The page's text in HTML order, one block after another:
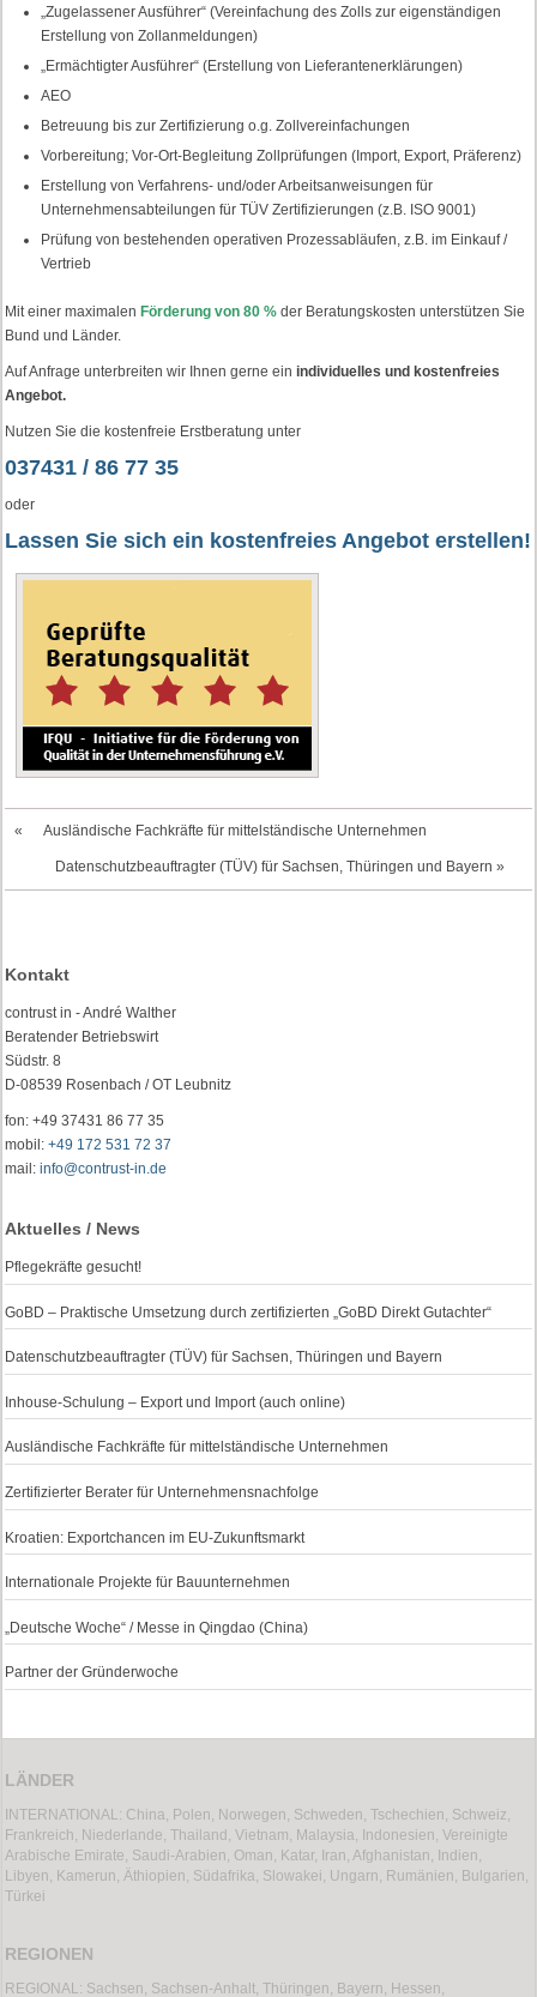
„Zugelassener Ausführer“ (Vereinfachung des Zolls zur eigenständigen
Erstellung von Zollanmeldungen)
„Ermächtigter Ausführer“ (Erstellung von Lieferantenerklärungen)
AEO
Betreuung bis zur Zertifizierung o.g. Zollvereinfachungen
Vorbereitung; Vor-Ort-Begleitung Zollprüfungen (Import, Export, Präferenz)
Erstellung von Verfahrens- und/oder Arbeitsanweisungen für
Unternehmensabteilungen für TÜV Zertifizierungen (z.B. ISO 9001)
Prüfung von bestehenden operativen Prozessabläufen, z.B. im Einkauf /
Vertrieb
Mit einer maximalen Förderung von 80 % der Beratungskosten unterstützen Sie
Bund und Länder.
Auf Anfrage unterbreiten wir Ihnen gerne ein individuelles und kostenfreies
Angebot.
Nutzen Sie die kostenfreie Erstberatung unter
037431 / 86 77 35
oder
Lassen Sie sich ein kostenfreies Angebot erstellen!
«Ausländische Fachkräfte für mittelständische Unternehmen
Datenschutzbeauftragter (TÜV) für Sachsen, Thüringen und Bayern »
Kontakt
contrust in - André Walther
Beratender Betriebswirt
Südstr. 8
D-08539 Rosenbach / OT Leubnitz
fon: +49 37431 86 77 35
mobil:+49 172 531 72 37
mail:info@contrust-in.de
Aktuelles / News
Pflegekräfte gesucht!
GoBD – Praktische Umsetzung durch zertifizierten „GoBD Direkt Gutachter“
Datenschutzbeauftragter (TÜV) für Sachsen, Thüringen und Bayern
Inhouse-Schulung – Export und Import (auch online)
Ausländische Fachkräfte für mittelständische Unternehmen
Zertifizierter Berater für Unternehmensnachfolge
Kroatien: Exportchancen im EU-Zukunftsmarkt
Internationale Projekte für Bauunternehmen
„Deutsche Woche“ / Messe in Qingdao (China)
Partner der Gründerwoche
LÄNDER
INTERNATIONAL: China, Polen, Norwegen, Schweden, Tschechien, Schweiz,
Frankreich, Niederlande, Thailand, Vietnam, Malaysia, Indonesien, Vereinigte
Arabische Emirate, Saudi-Arabien, Oman, Katar, Iran, Afghanistan, Indien,
Libyen, Kamerun, Äthiopien, Südafrika, Slowakei, Ungarn, Rumänien, Bulgarien,
Türkei
REGIONEN
REGIONAL: Sachsen, Sachsen-Anhalt, Thüringen, Bayern, Hessen,